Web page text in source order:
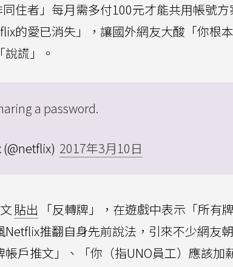
住者」每月需多付100元才能共用帳號
的愛已消失」，讓國外網友大酸「你根
謊」。
a password.
2017年3月10日
貼出
「反轉牌」，在遊戲中表示「所有
推翻自身先前說法，引來不少網友
戶推文」、「你（指UNO員工）應該加